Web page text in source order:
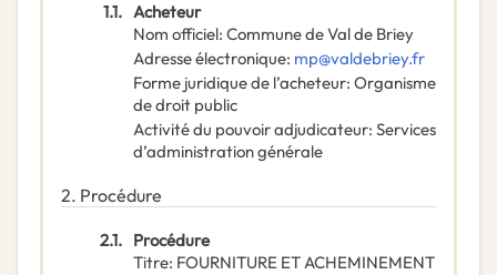
1.1. Acheteur
Nom officiel: Commune de Val de Briey
Adresse électronique: mp@valdebriey.fr
Forme juridique de l’acheteur: Organisme
de droit public
Activité du pouvoir adjudicateur: Services
d’administration générale
2. Procédure
2.1. Procédure
Titre: FOURNITURE ET ACHEMINEMENT